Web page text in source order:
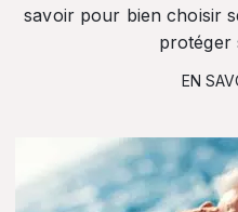
savoir pour bien choisir
protéger
EN